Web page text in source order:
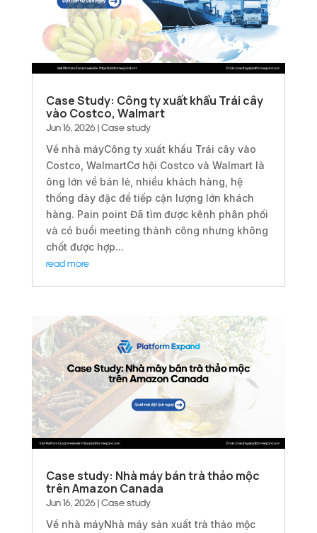
Case Study: Công ty xuất khẩu Trái cây
vào Costco, Walmart
Jun 16, 2026| Case study
Về nhà máyCông ty xuất khẩu Trái cây vào
Costco, WalmartCơ hội Costco và Walmart là
ông lớn về bán lẻ, nhiều khách hàng, hệ
thống dày đặc để tiếp cận lượng lớn khách
hàng. Pain point Đã tìm được kênh phân phối
và có buổi meeting thành công nhưng không
chốt được hợp...
read more
Case study: Nhà máy bán trà thảo mộc
trên Amazon Canada
Jun 16, 2026| Case study
Về nhà máyNhà máy sản xuất trà thảo mộc